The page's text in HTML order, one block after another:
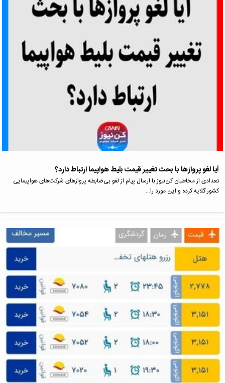
آیا لغو پروازها با بحث تغییر قیمت بلیط هواپیما ارتباط دارد؟
تعدادی از مخاطبان کن‌نیوز با ارسال پیام از لغو بی‌ضابطه پروازهای شرکت‌های هواپیمایی
کشور گلایه کرده و این مورد را…